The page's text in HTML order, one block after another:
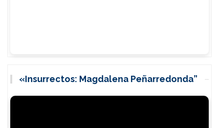
«Insurrectos: Magdalena Peñarredonda”